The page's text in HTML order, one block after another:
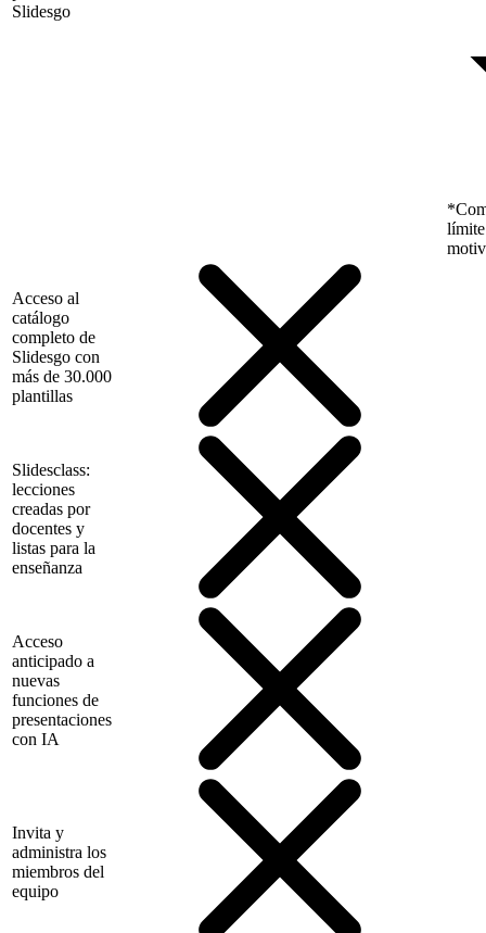
Slidesgo
límite
Acceso al
catálogo
completo de
Slidesgo con
más de 30.000
plantillas
Slidesclass:
lecciones
creadas por
docentes y
listas para la
enseñanza
Acceso
anticipado a
nuevas
funciones de
presentaciones
con IA
Invita y
administra los
miembros del
equipo